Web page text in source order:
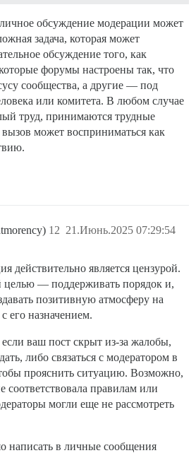
обсуждение модерации может
задача, которая может
обсуждение того, как
форумы настроены так, что
сообщества, а другие — под
или комитета. В любом случае
труд, принимаются трудные
может восприниматься как
21.Июнь.2025 07:29:54
12
действительно является цензурой.
целью — поддерживать порядок и,
позитивную атмосферу на
его назначением.
ваш пост скрыт из-за жалобы,
либо связаться с модератором в
прояснить ситуацию. Возможно,
правилам или
могли еще не рассмотреть
написать в личные сообщения